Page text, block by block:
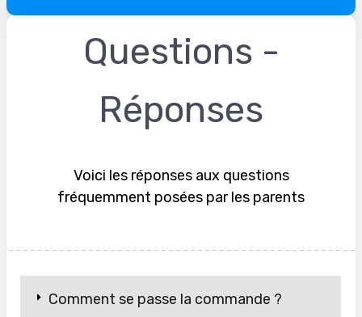
Questions -
Réponses
Voici les réponses aux questions
fréquemment posées par les parents
Comment se passe la commande ?